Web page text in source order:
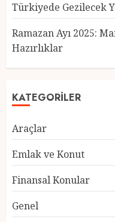
Türkiyede Gezilecek
Ramazan Ayı 2025:
Hazırlıklar
KATEGORILER
Araçlar
Emlak ve Konut
Finansal Konular
Genel
4